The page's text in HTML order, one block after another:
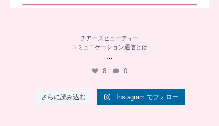
..
チアーズビューティー
コミュニケーション通信とは
...
8 0
さらに読み込む Instagram でフォロー